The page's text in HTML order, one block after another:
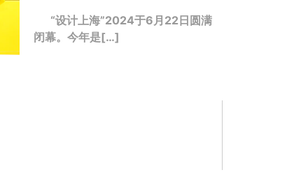
“设计上海”2024于6月22日圆满
闭幕。今年是[…]